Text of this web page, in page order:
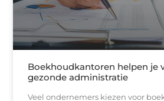
Boekhoudkantoren helpen je
gezonde administratie
Veel ondernemers kiezen voor